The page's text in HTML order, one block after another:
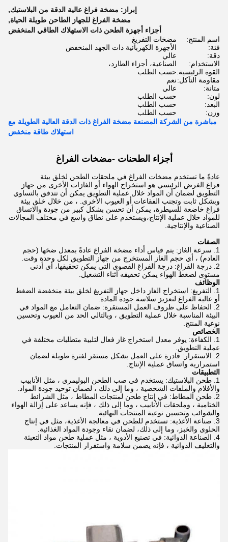
إبراز: مضخة فراغ عالية الدقة من البلاستيك,
مضخة الفراغ للجهاز الطاحن طويلة الحياة,
أجزاء أجهزة الطحن ذات الاستهلاك الطاقي المنخفض
اسم المنتج:
مضخات التفريغ
فئة:
الأجهزة الكهربائية ذات الجهد المنخفض
دقة:
عالي
الاستخدام:
الصناعية، أجزاء الطارد،
القوة الرئيسية:حسب الطلب
مقاومة التآكل:نعم
متانة:
عالي
لون:
حسب الطلب
البعد:
حسب الطلب
وزن:
حسب الطلب
مباشرة من الشركة المصنعة مضخة الفراغ ذات الدقة العالية الطويلة مع
استهلاك طاقة منخفض
أجزاء الطحنات -مضخات الفراغ
عادةً ما تستخدم مضخات الفراغ في ملحقات الطحن لخلق بيئة
فراغ.الغرض الرئيسي هو استخراج الهواء أو الغازات الأخرى من جهاز
التطويق لضمان أن المواد خلال عملية التطويق يمكن أن تتدفق بالتساوي
وبشكل ثابت وتجنب الفقاعات أو العيوب الأخرى. ، من خلال خلق بيئة
فراغ خاضعة للسيطرة، يمكن أن تحسن بشكل كبير من جودة والاتساق
للمواد خلال عملية الإنتاج،ويستخدم على نطاق واسع في مختلف المجالات
الصناعية والإنتاجية.
الصفات
سرعة الغاز: يتم قياس أداء مضخة الفراغ عادةً بمعدل ضخها (حجم
العادم) ، أي حجم الغاز المستخرج من جهاز التطويق لكل وحدة وقت.
درجة الفراغ: درجة الفراغ القصوى التي يمكن تحقيقها، أي أدنى
مستوى لضغط الهواء يمكن تحقيقه أثناء التشغيل.
الوظائف
التفريغ: استخراج الغاز داخل جهاز التفريغ لخلق بيئة منخفضة الضغط
أو عالية الفراغ لتعزيز سلاسة جودة المادة.
الحفاظ على ظروف العمل المستقرة: ضمان التعامل مع المواد في
البيئة المناسبة خلال عملية التطويق ، وبالتالي الحد من العيوب وتحسين
نوعية المنتج.
الخصائص
الكفاءة: يوفر معدل استخراج غاز فعال لتلبية متطلبات مختلفة في
عملية التطويق.
الاستقرار: قادرة على العمل بشكل مستقر لفترة طويلة لضمان
استمرارية واتساق عملية الإنتاج.
التطبيقات
طحن البلاستيك: يستخدم في صب الطحن البوليمري ، مثل الأنابيب
والأفلام والملفات الشخصية ، وما إلى ذلك ، لضمان توحيد جودة المواد.
طحن المطاط: في إنتاج طحن لمنتجات المطاط ، مثل الشرائط
الختامية ، وملحقات الأنابيب ، وما إلى ذلك ، فإنه يساعد على إزالة الهواء
والشوائب وتحسين نوعية المنتجات النهائية.
صناعة الأغذية: تستخدم للطحن في معالجة الأغذية، مثل في إنتاج
الحلوى والخبز، وما إلى ذلك، لضمان نقاء وجودة المواد الغذائية.
الصناعة الدوائية: في تصنيع الأدوية ، مثل عملية طحن مواد التعبئة
والتغليف الدوائية ، فإنه يضمن سلامة واستقرار المنتجات.